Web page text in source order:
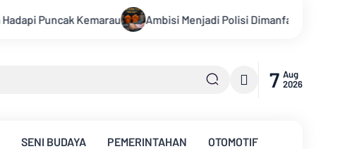
Polisi Dimanfaatkan Oknum, Dua Anggota Polda Jambi Diduga
7 Aug
2026
SENI BUDAYA PEMERINTAHAN OTOMOTIF